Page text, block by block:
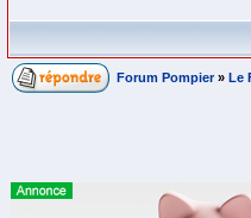
Forum Pompier » Le